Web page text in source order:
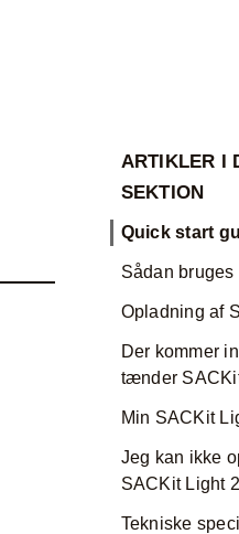
ARTIKLER I
SEKTION
Quick start
Sådan
Opladning af
Der kommer
tænder
Min SACKit
Jeg kan ikke
SACKit Light
Tekniske